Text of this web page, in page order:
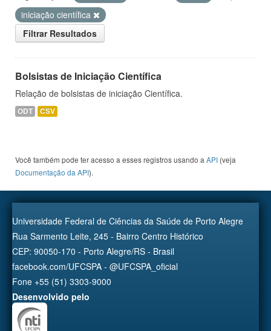
iniciação científica
Filtrar Resultados
Bolsistas de Iniciação Científica
Relação de bolsistas de iniciação Científica.
ODT CSV
Você também pode ter acesso a esses registros usando a API (veja
Documentação da API).
Universidade Federal de Ciências da Saúde de Porto Alegre
Rua Sarmento Leite, 245 - Bairro Centro Histórico
CEP: 90050-170 - Porto Alegre/RS - Brasil
facebook.com/UFCSPA - @UFCSPA_oficial
Fone +55 (51) 3303-9000
Desenvolvido pelo